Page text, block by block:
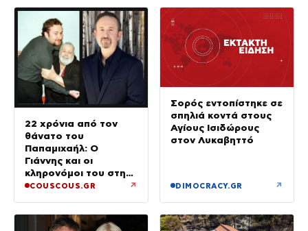
22 χρόνια από τον
θάνατο του
Παπαμιχαήλ: Ο
Γιάννης και οι
κληρονόμοι του στη
διαθήκη
COUSCOUS.GR ↗
Σορός εντοπίστηκε σε
σπηλιά κοντά στους
Αγίους Ισιδώρους
στον Λυκαβηττό
DIMOCRACY.GR ↗